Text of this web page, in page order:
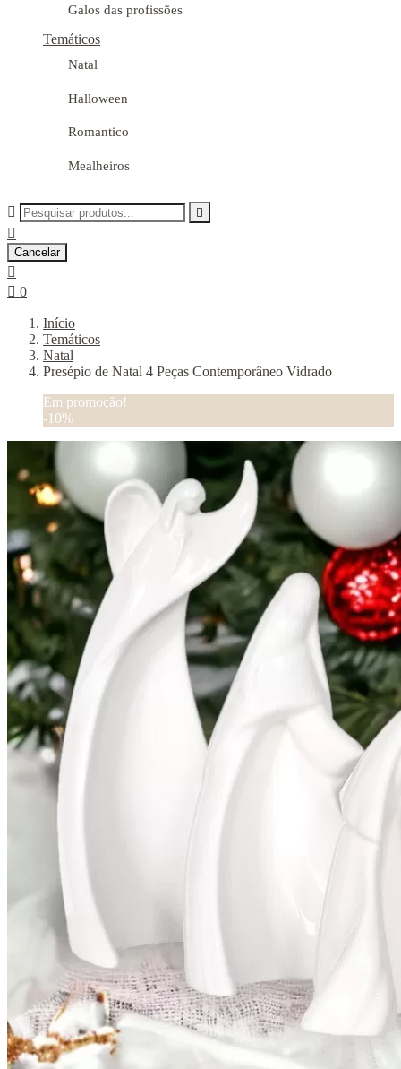
Galos das profissões
Temáticos
Natal
Halloween
Romantico
Mealheiros
 

Cancelar

 0
Início
Temáticos
Natal
Presépio de Natal 4 Peças Contemporâneo Vidrado
Em promoção!
-10%